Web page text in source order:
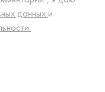
данных и